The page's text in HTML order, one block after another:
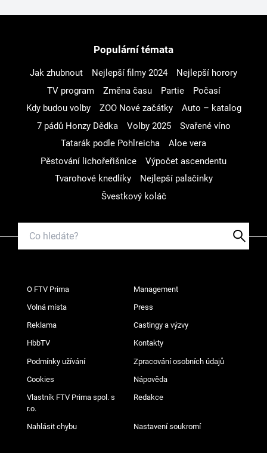
Populární témata
Jak zhubnout Nejlepší filmy 2024
Nejlepší horory
TV program
Změna času Partie
Počasí
Kdy budou volby
ZOO Nové začátky
Auto – katalog
7 pádů Honzy Dědka
Volby 2025
Svařené víno
Tatarák podle Pohlreicha
Aloe vera
Pěstování lichořeřišnice
Výpočet ascendentu
Tvarohové knedlíky
Nejlepší palačinky
Švestkový koláč
O FTV Prima Management
Volná místa Press
Reklama Castingy a výzvy
HbbTV Kontakty
Podmínky užívání Zpracování osobních údajů
Cookies Nápověda
Vlastník FTV Prima spol. s
r.o.
Redakce
Nahlásit chybu Nastavení soukromí